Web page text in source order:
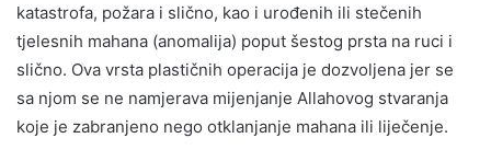
katastrofa, požara i slično, kao i urođenih ili stečenih
tjelesnih mahana (anomalija) poput šestog prsta na ruci i
slično. Ova vrsta plastičnih operacija je dozvoljena jer se
sa njom se ne namjerava mijenjanje Allahovog stvaranja
koje je zabranjeno nego otklanjanje mahana ili liječenje.